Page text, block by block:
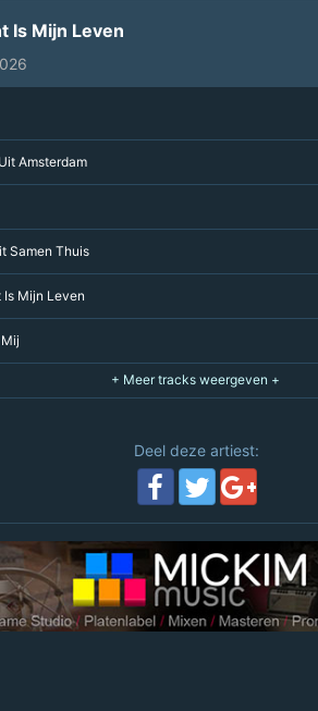
Is Mijn Leven
Amsterdam
Samen Thuis
Is Mijn Leven
Deel deze artiest: